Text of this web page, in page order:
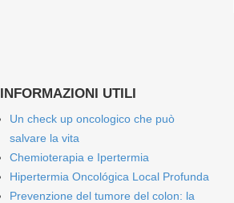
INFORMAZIONI UTILI
Un check up oncologico che può
salvare la vita
Chemioterapia e Ipertermia
Hipertermia Oncológica Local Profunda
Prevenzione del tumore del colon: la